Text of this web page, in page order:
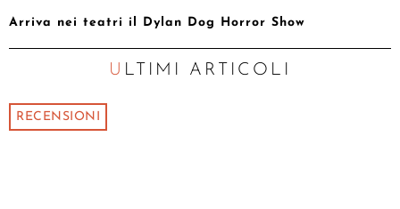
Arriva nei teatri il Dylan Dog Horror Show
ULTIMI ARTICOLI
RECENSIONI